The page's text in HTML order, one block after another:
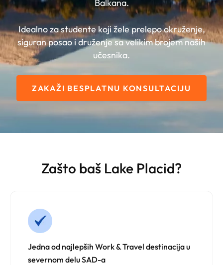
Balkana.
Idealno za studente koji žele prelepo okruženje,
siguran posao i druženje sa velikim brojem naših
učesnika.
ZAKAŽI BESPLATNU KONSULTACIJU
Zašto baš Lake Placid?
Jedna od najlepših Work & Travel destinacija u
severnom delu SAD-a